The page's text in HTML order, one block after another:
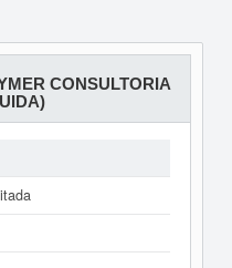
CONSULTORIA